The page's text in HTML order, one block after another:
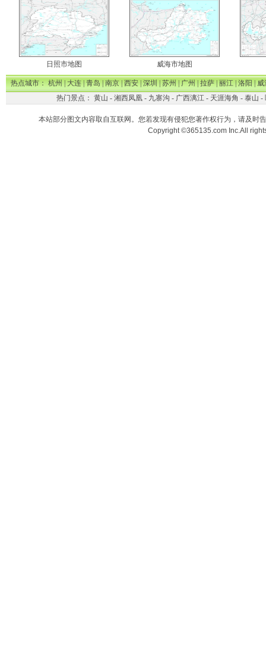
日照市地图 威海市地图
热点城市：杭州|大连|青岛|南京|西安|深圳|苏州|广州|拉萨|丽江|洛阳|威
热门景点： 黄山 - 湘西凤凰- 九寨沟 - 广西漓江- 天涯海角 - 泰山 -
本站部分图文内容取自互联网。您若发现有侵犯您著作权行为，请及时
Copyright ©365135.com Inc.All